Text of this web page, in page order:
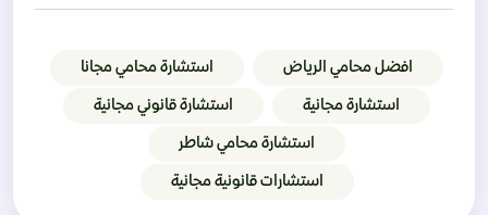
افضل محامي الرياض استشارة محامي مجانا
استشارة مجانية استشارة قانوني مجانية
استشارة محامي شاطر
استشارات قانونية مجانية